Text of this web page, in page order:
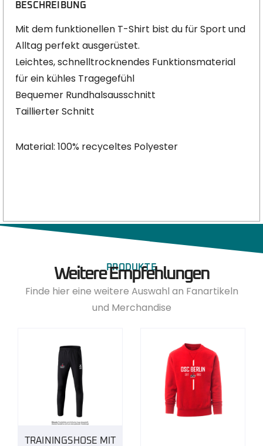
BESCHREIBUNG
Mit dem funktionellen T-Shirt bist du für Sport und
Alltag perfekt ausgerüstet.
Leichtes, schnelltrocknendes Funktionsmaterial
für ein kühles Tragegefühl
Bequemer Rundhalsausschnitt
Taillierter Schnitt
Material: 100% recyceltes Polyester
PRODUKTE
Weitere Empfehlungen
Finde hier eine weitere Auswahl an Fanartikeln
und Merchandise
TRAININGSHOSE MIT